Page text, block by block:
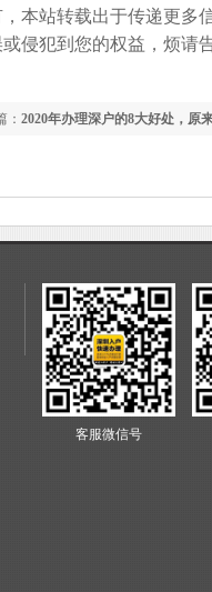
本站转载出于传递更多
侵犯到您的权益，烦请
： 2020年办理深户的8大好处，原
客服微信号